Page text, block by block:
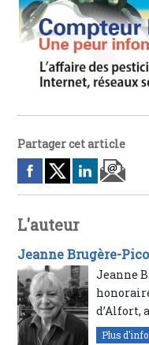
Partager cet article
L'auteur
Jeanne Brugère-
Jeanne
d’Alfort,
Plus